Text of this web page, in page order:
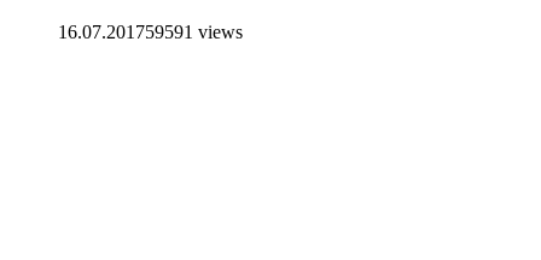
16.07.201759591 views